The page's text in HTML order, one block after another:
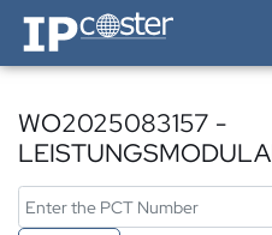
IP-Coster — Home
WO2025083157 -